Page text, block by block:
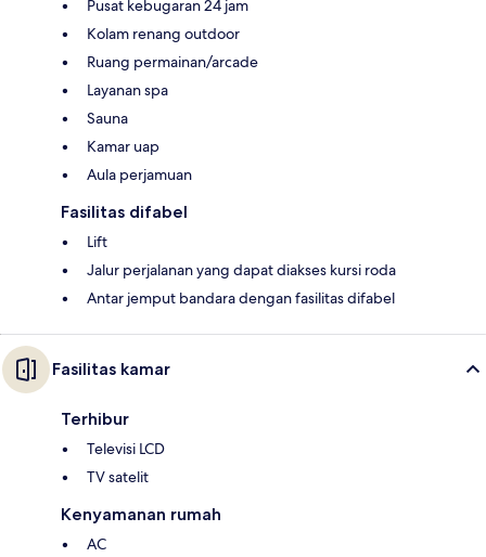
Pusat kebugaran 24 jam
Kolam renang outdoor
Ruang permainan/arcade
Layanan spa
Sauna
Kamar uap
Aula perjamuan
Fasilitas difabel
Lift
Jalur perjalanan yang dapat diakses kursi roda
Antar jemput bandara dengan fasilitas difabel
Fasilitas kamar
Terhibur
Televisi LCD
TV satelit
Kenyamanan rumah
AC